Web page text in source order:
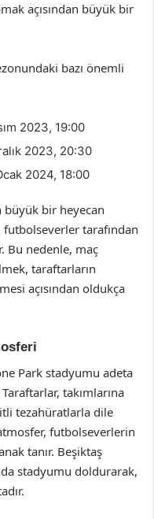
açısından büyük bir
bazı önemli
2023, 19:00
2023, 20:30
2024, 18:00
büyük bir heyecan
futbolseverler tarafından
Bu nedenle, maç
taraftarların
açısından oldukça
Park stadyumu adeta
takımlarına
tezahüratlarla dile
futbolseverlerin
tanır. Beşiktaş
stadyumu doldurarak,